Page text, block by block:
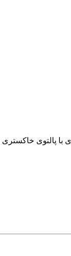
با پالتوی